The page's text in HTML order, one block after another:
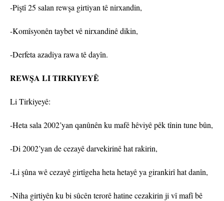
-Piştî 25 salan rewşa girtiyan tê nirxandin,
-Komîsyonên taybet vê nirxandinê dikin,
-Derfeta azadiya rawa tê dayîn.
REWŞA LI TIRKIYEYÊ
Li Tirkiyeyê:
-Heta sala 2002’yan qanûnên ku mafê hêviyê pêk tînin tune bûn,
-Di 2002’yan de cezayê darvekirinê hat rakirin,
-Li şûna wê cezayê girtîgeha heta hetayê ya girankirî hat danîn,
-Niha girtiyên ku bi sûcên terorê hatine cezakirin ji vî mafî bê